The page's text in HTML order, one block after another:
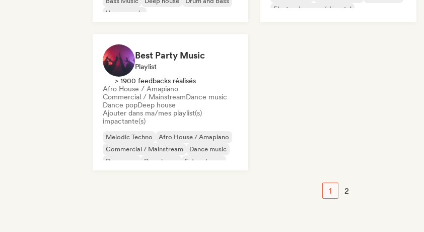
House music
Electronique expérimental
Best Party Music
Playlist
> 1900 feedbacks réalisés
Afro House / Amapiano
Commercial / MainstreamDance music
Dance popDeep house
Ajouter dans ma/mes playlist(s)
impactante(s)
Melodic Techno
Afro House / Amapiano
Commercial / Mainstream
Dance music
Dance pop
Deep house
Future house
1 2